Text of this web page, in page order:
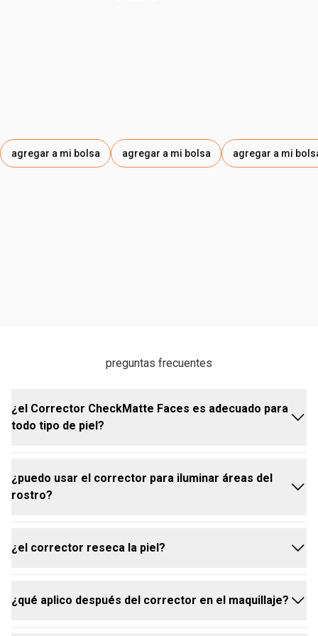
agregar a mi bolsa agregar a mi bolsa agregar a mi
preguntas frecuentes
¿el Corrector CheckMatte Faces es adecuado para
todo tipo de piel?
sí, el Corrector CheckMatte Faces fue desarrollado
para adaptarse a diferentes tipos de piel,
¿puedo usar el corrector para iluminar áreas del
rostro?
sí, elige un tono más claro para iluminar zonas como
¿el corrector reseca la piel?
no, la fórmula ligera y cómoda del Corrector
¿qué aplico después del corrector en el maquillaje?